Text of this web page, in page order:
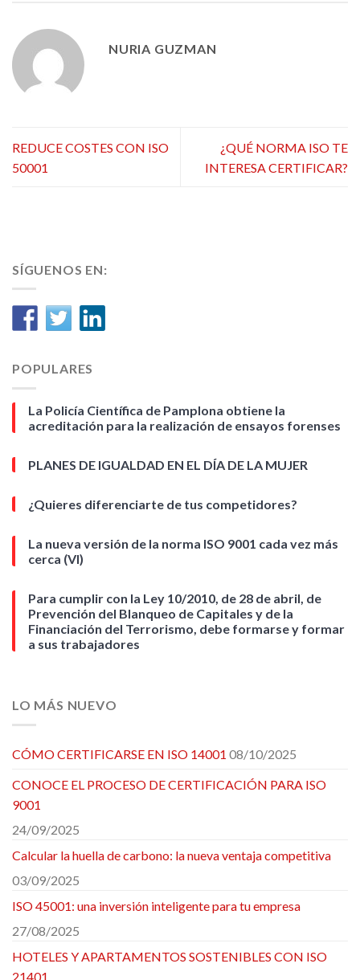
NURIA GUZMAN
REDUCE COSTES CON ISO
50001
¿QUÉ NORMA ISO TE
INTERESA CERTIFICAR?
SÍGUENOS EN:
POPULARES
La Policía Científica de Pamplona obtiene la
acreditación para la realización de ensayos forenses
PLANES DE IGUALDAD EN EL DÍA DE LA MUJER
¿Quieres diferenciarte de tus competidores?
La nueva versión de la norma ISO 9001 cada vez más
cerca (VI)
Para cumplir con la Ley 10/2010, de 28 de abril, de
Prevención del Blanqueo de Capitales y de la
Financiación del Terrorismo, debe formarse y formar
a sus trabajadores
LO MÁS NUEVO
CÓMO CERTIFICARSE EN ISO 14001 08/10/2025
CONOCE EL PROCESO DE CERTIFICACIÓN PARA ISO
9001
24/09/2025
Calcular la huella de carbono: la nueva ventaja competitiva
03/09/2025
ISO 45001: una inversión inteligente para tu empresa
27/08/2025
HOTELES Y APARTAMENTOS SOSTENIBLES CON ISO
21401